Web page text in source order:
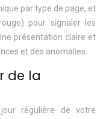
par type de page, et
pour signaler les
présentation claire et
et des anomalies.
de la
régulière de votre